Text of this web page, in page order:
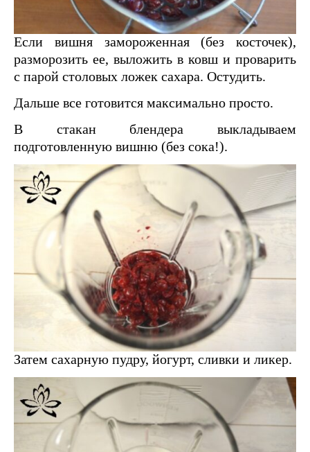
Если вишня замороженная (без косточек),
разморозить ее, выложить в ковш и проварить
с парой столовых ложек сахара. Остудить.
Дальше все готовится максимально просто.
В стакан блендера выкладываем
подготовленную вишню (без сока!).
Затем сахарную пудру, йогурт, сливки и ликер.